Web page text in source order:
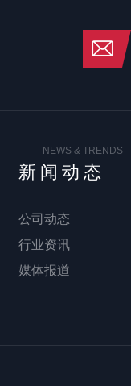
NEWS & TRENDS
新闻动态
公司动态
行业资讯
媒体报道